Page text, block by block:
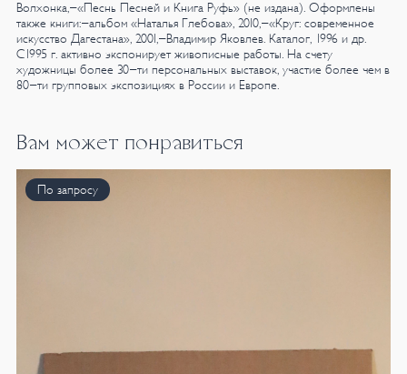
Волхонка,-«Песнь Песней и Книга Руфь» (не издана). Оформлены
также книги:-альбом «Наталья Глебова», 2010,-«Круг: современное
искусство Дагестана», 2001,-Владимир Яковлев. Каталог, 1996 и др.
С1995 г. активно экспонирует живописные работы. На счету
художницы более 30-ти персональных выставок, участие более чем в
80-ти групповых экспозициях в России и Европе.
Вам может понравиться
По запросу